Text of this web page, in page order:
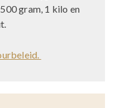
gram, 1 kilo en